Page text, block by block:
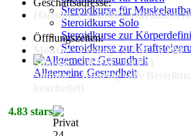
Steroidkurse für
Steroidkurse Solo
Steroidkurse zur
Steroidkurse zur
Allgemeine Gesundheit
Hafenpl. 1-3, 63067, Offenbach
Öffnungszeiten:
Montag - Freitag - 9 AM - 6 PM
Samstag - 10 AM - 19 PM
Sonntag - Ruhetag (alle
4.83 stars